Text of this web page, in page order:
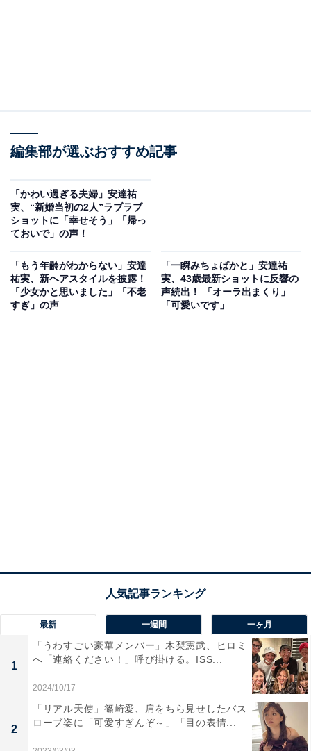
編集部が選ぶおすすめ記事
「かわい過ぎる夫婦」安達祐
実、“新婚当初の2人”ラブラブ
ショットに「幸せそう」「帰っ
ておいで」の声！
「もう年齢がわからない」安達
祐実、新ヘアスタイルを披露！
「少女かと思いました」「不老
すぎ」の声
「一瞬みちょぱかと」安達祐
実、43歳最新ショットに反響の
声続出！ 「オーラ出まくり」
「可愛いです」
最新 一週間 一ヶ月
1
「うわすごい豪華メンバー」木梨憲武、ヒロミ
へ「連絡ください！」呼び掛ける。ISS...
2024/10/17
2
「リアル天使」篠崎愛、肩をちら見せしたバス
ローブ姿に「可愛すぎんぞ～」「目の表情...